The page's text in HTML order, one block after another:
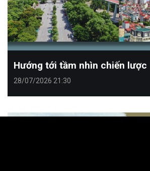
Hướng tới tầm nhìn chiến lược
28/07/2026 21:30